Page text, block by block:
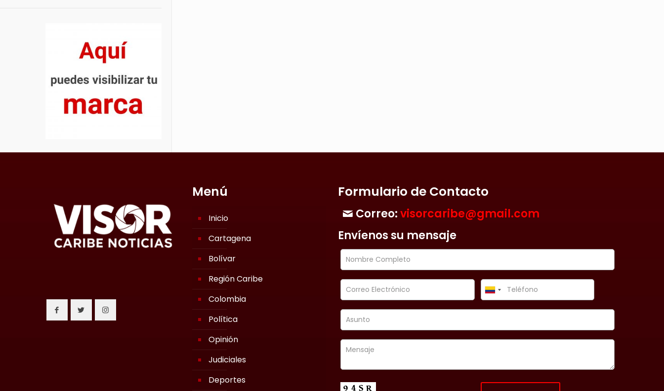
Menú
Inicio
Cartagena
Bolívar
Región Caribe
Colombia
Política
Opinión
Judiciales
Deportes
Formulario de Contacto
Correo:visorcaribe@gmail.com
Envíenos su mensaje